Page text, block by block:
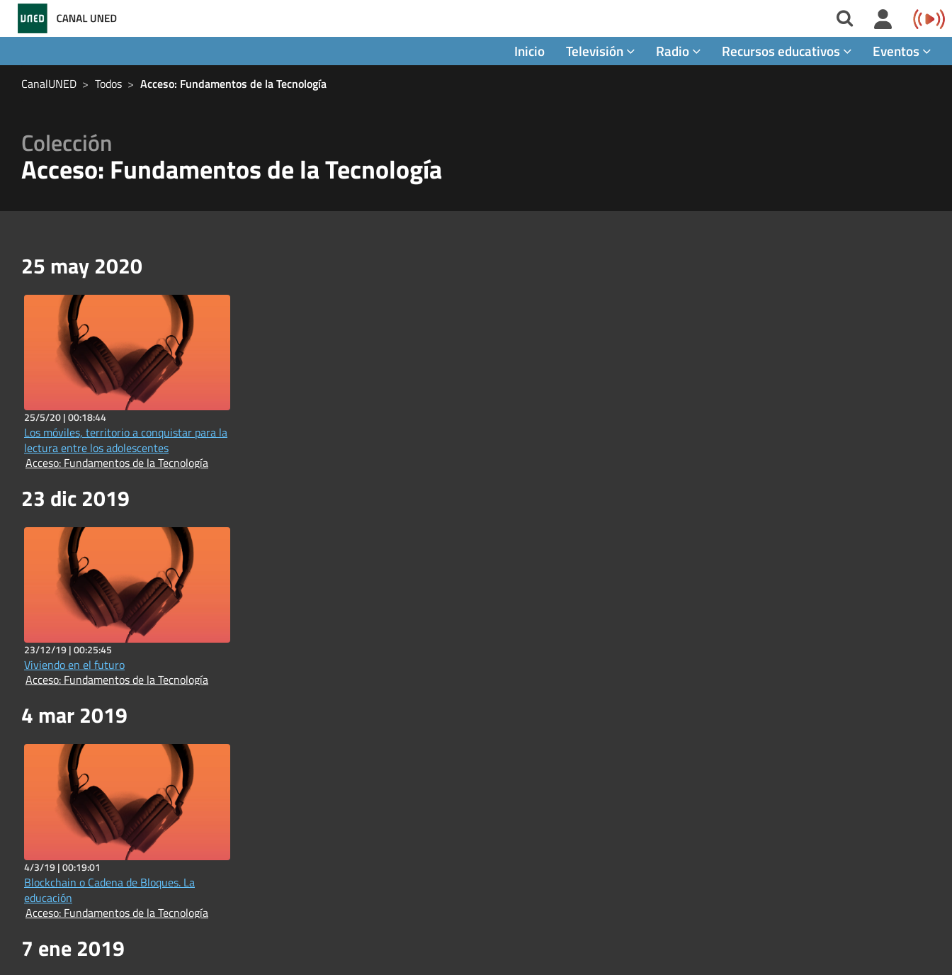
Inicio Televisión Radio Recursos educativos Eventos
CanalUNED Todos Acceso: Fundamentos de la Tecnología
Colección
Acceso: Fundamentos de la Tecnología
25 may 2020
25/5/20 |00:18:44
Los móviles, territorio a conquistar para la
lectura entre los adolescentes
Acceso: Fundamentos de la Tecnología
23 dic 2019
23/12/19 |00:25:45
Viviendo en el futuro
Acceso: Fundamentos de la Tecnología
4 mar 2019
4/3/19 |00:19:01
Blockchain o Cadena de Bloques. La
educación
Acceso: Fundamentos de la Tecnología
7 ene 2019